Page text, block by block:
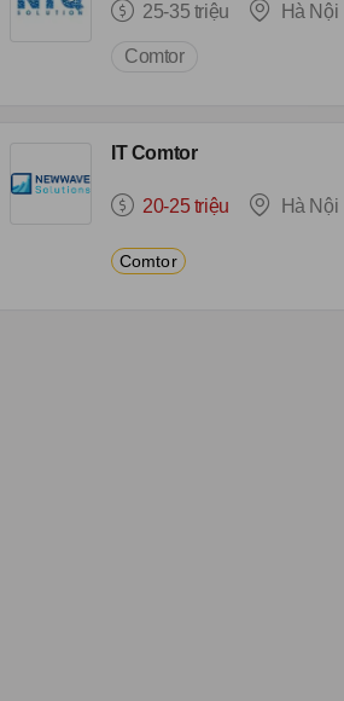
25-35 triệu
Hà Nội
Comtor
IT Comtor
20-25 triệu Hà Nội
Comtor